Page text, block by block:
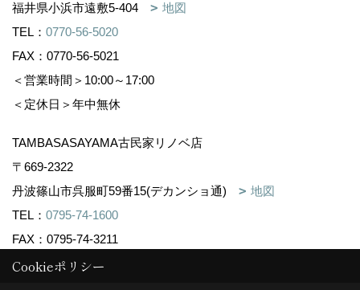
福井県小浜市遠敷5-404
地図
TEL： 0770-56-5020
FAX：0770-56-5021
＜営業時間＞10:00～17:00
＜定休日＞年中無休
TAMBASASAYAMA古民家リノベ店
〒669-2322
丹波篠山市呉服町59番15(デカンショ通)
地図
TEL： 0795-74-1600
FAX：0795-74-3211
＜営業時間＞10:00～16:00
Cookieポリシー